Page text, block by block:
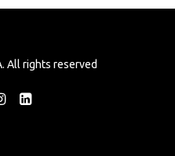
All rights reserved